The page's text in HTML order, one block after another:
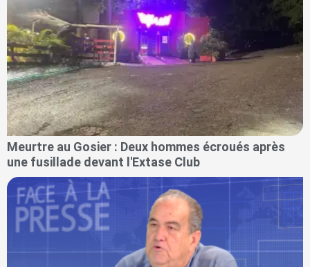
Meurtre au Gosier : Deux hommes écroués après
une fusillade devant l'Extase Club